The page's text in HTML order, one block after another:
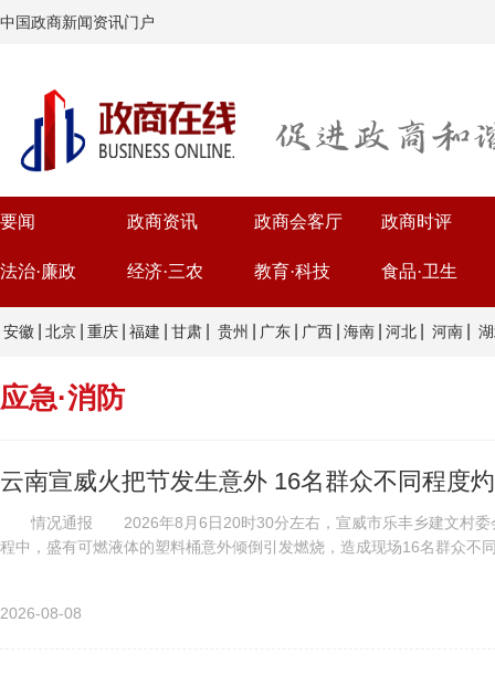
中国政商新闻资讯门户
要闻 政商资讯 政商会客厅 政商时评
法治·廉政 经济·三农 教育·科技 食品·卫生
安徽 北京 重庆 福建 甘肃 贵州 广东 广西 海南 河北 河南
应急·消防
云南宣威火把节发生意外 16名群众不同程度
情况通报 2026年8月6日20时30分左右，宣威市乐丰乡建文村委
程中，盛有可燃液体的塑料桶意外倾倒引发燃烧，造成现场16名群众
2026-08-08